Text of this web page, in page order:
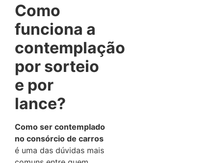
Como
funciona a
contemplação
por sorteio
e por
lance?
Como ser contemplado
no consórcio de carros
é uma das dúvidas mais